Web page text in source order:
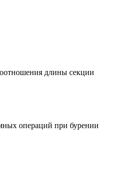
длины секции
операций при бурении